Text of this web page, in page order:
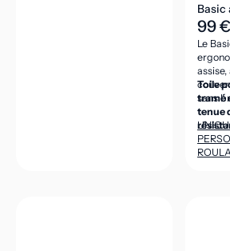
Basic
99 €
Le
sans
Toile
tramé
tenue